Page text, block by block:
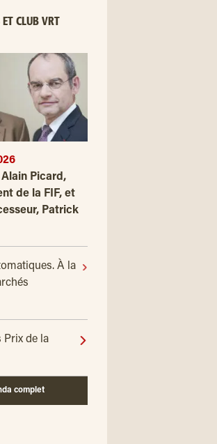
CLUB VRT
Picard,
de la FIF, et
Patrick
À la
Prix de la
complet